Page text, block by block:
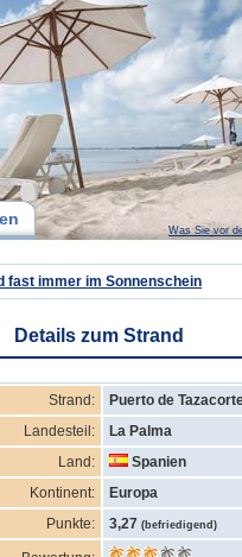
Was Sie vor
fast immer im Sonnenschein
Details zum Strand
Strand:
Puerto de
Landesteil:
La Palma
Land:
Spanien
Kontinent:
Europa
Punkte:
3,27 (befriedigend)